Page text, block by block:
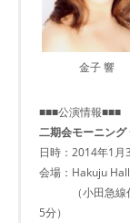
金子 響
■■■公演情報■■■
二期会モーニン
日時：2014年1月
会場：Hakuju Hall
（小田急線代
5分）